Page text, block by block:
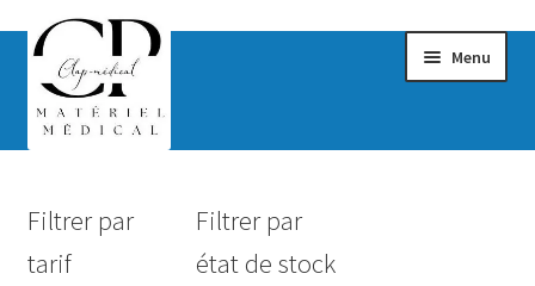
Menu
Hygiène
Filtrer par
tarif
Filtrer par
état de stock